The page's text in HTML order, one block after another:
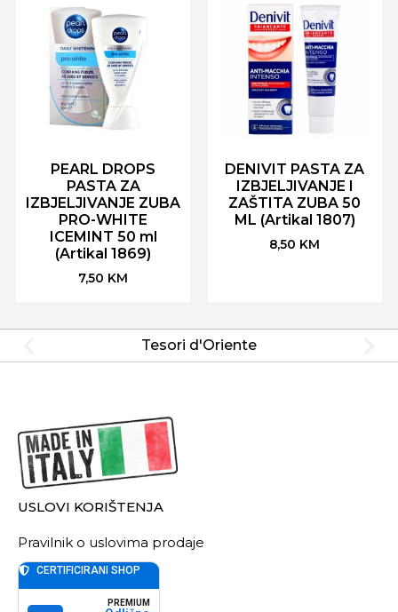
PEARL DROPS
PASTA ZA
IZBJELJIVANJE ZUBA
PRO-WHITE
ICEMINT 50 ml
(Artikal 1869)
7,50 KM
DENIVIT PASTA ZA
IZBJELJIVANJE I
ZAŠTITA ZUBA 50
ML (Artikal 1807)
8,50 KM
Tesori d'Oriente
USLOVI KORIŠTENJA
Pravilnik o uslovima prodaje